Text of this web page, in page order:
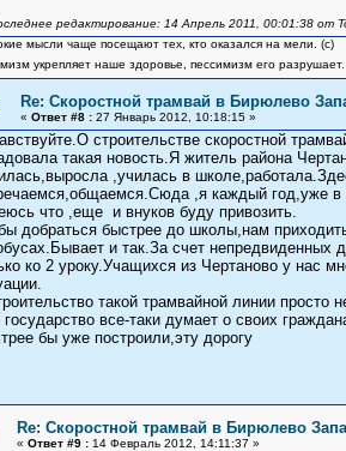
редактирование: 14 Апрель 2011, 00:01:38 от
мысли чаще посещают тех, кто оказался на мели. (c)
укрепляет наше здоровье, пессимизм его
Re: Скоростной трамвай в Бирюлево
« Ответ #8 : 27 Январь 2012, 10:18:15 »
строительстве скоростной
такая новость.Я житель района
,училась в
,я каждый год,уже
что ,еще и внуков буду привозить.
добраться быстрее до школы,нам
и так.За счет непредвиденных
ко 2 уроку.Учащихся из Чертаново у нас
такой трамвайной линии просто
государство все-таки думает о своих
бы уже построили,эту дорогу
Re: Скоростной трамвай в Бирюлево
« Ответ #9 : 14 Февраль 2012, 14:11:37 »